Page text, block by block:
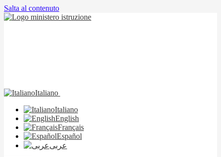
Salta al contenuto
Italiano
Italiano
English
Français
Español
عربى